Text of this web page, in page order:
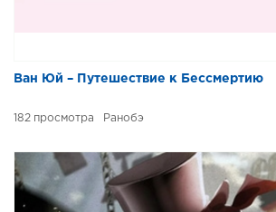
Ван Юй – Путешествие к Бессмертию
182 Ранобэ